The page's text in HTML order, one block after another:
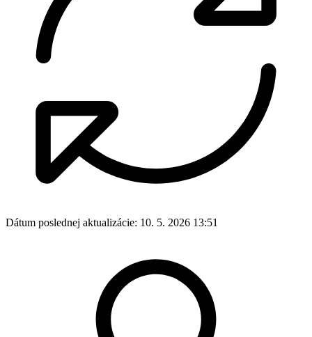
Dátum poslednej aktualizácie: 10. 5. 2026 13:51